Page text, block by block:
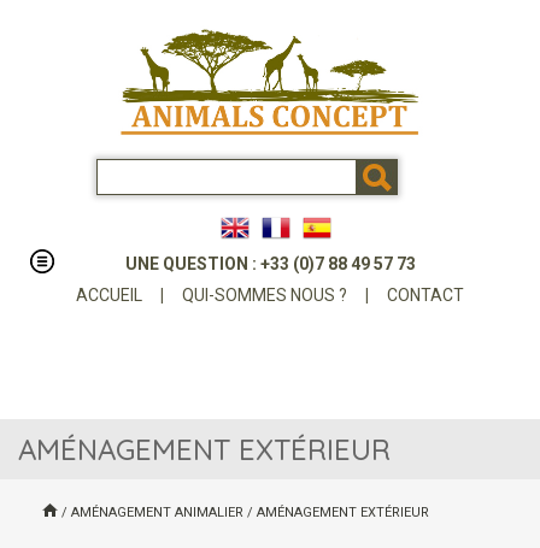
UNE QUESTION : +33 (0)7 88 49 57 73
ACCUEIL
QUI-SOMMES NOUS ? CONTACT
AMÉNAGEMENT EXTÉRIEUR
/ AMÉNAGEMENT ANIMALIER / AMÉNAGEMENT EXTÉRIEUR